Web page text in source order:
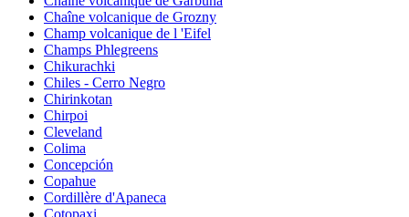
Chaîne volcanique de Grozny
Champ volcanique de l 'Eifel
Champs Phlegreens
Chikurachki
Chiles - Cerro Negro
Chirinkotan
Chirpoi
Cleveland
Colima
Concepción
Copahue
Cordillère d'Apaneca